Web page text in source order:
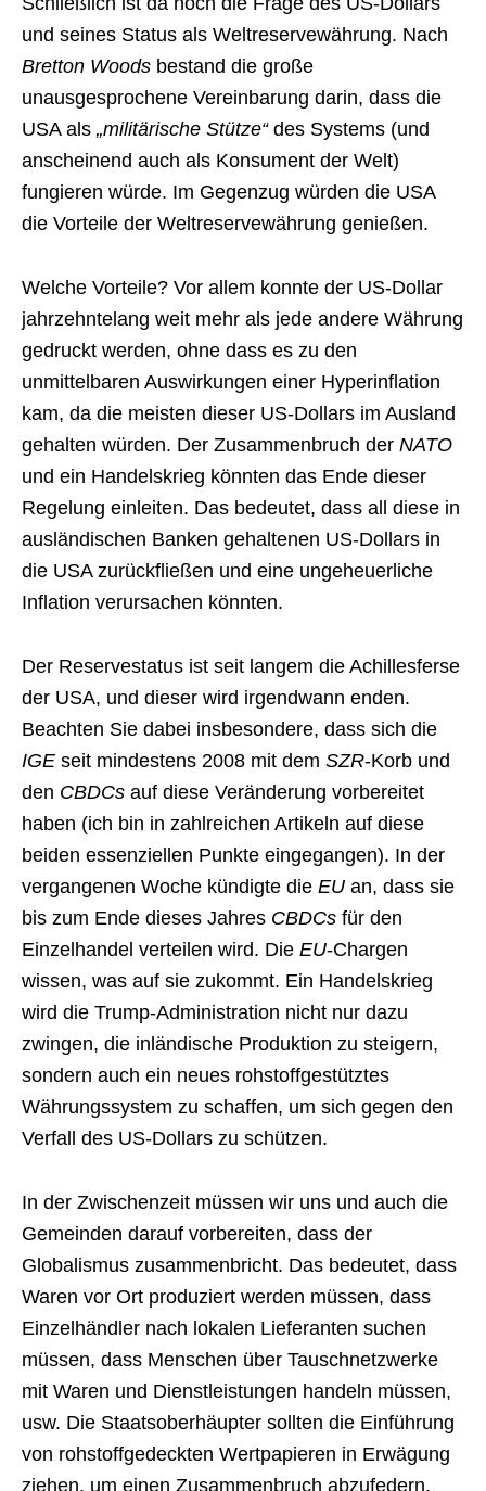
und seines Status als Weltreservewährung. Nach
Bretton Woods bestand die große
unausgesprochene Vereinbarung darin, dass die
USA als „militärische Stütze“des Systems (und
anscheinend auch als Konsument der Welt)
fungieren würde. Im Gegenzug würden die USA
die Vorteile der Weltreservewährung genießen.
Welche Vorteile? Vor allem konnte der US-Dollar
jahrzehntelang weit mehr als jede andere Währung
gedruckt werden, ohne dass es zu den
unmittelbaren Auswirkungen einer Hyperinflation
kam, da die meisten dieser US-Dollars im Ausland
gehalten würden. Der Zusammenbruch der NATO
und ein Handelskrieg könnten das Ende dieser
Regelung einleiten. Das bedeutet, dass all diese in
ausländischen Banken gehaltenen US-Dollars in
die USA zurückfließen und eine ungeheuerliche
Inflation verursachen könnten.
Der Reservestatus ist seit langem die Achillesferse
der USA, und dieser wird irgendwann enden.
Beachten Sie dabei insbesondere, dass sich die
IGE seit mindestens 2008 mit dem SZR-Korb und
den CBDCs auf diese Veränderung vorbereitet
haben (ich bin in zahlreichen Artikeln auf diese
beiden essenziellen Punkte eingegangen). In der
vergangenen Woche kündigte die EU an, dass sie
bis zum Ende dieses Jahres CBDCs für den
Einzelhandel verteilen wird. Die EU-Chargen
wissen, was auf sie zukommt. Ein Handelskrieg
wird die Trump-Administration nicht nur dazu
zwingen, die inländische Produktion zu steigern,
sondern auch ein neues rohstoffgestütztes
Währungssystem zu schaffen, um sich gegen den
Verfall des US-Dollars zu schützen.
In der Zwischenzeit müssen wir uns und auch die
Gemeinden darauf vorbereiten, dass der
Globalismus zusammenbricht. Das bedeutet, dass
Waren vor Ort produziert werden müssen, dass
Einzelhändler nach lokalen Lieferanten suchen
müssen, dass Menschen über Tauschnetzwerke
mit Waren und Dienstleistungen handeln müssen,
usw. Die Staatsoberhäupter sollten die Einführung
von rohstoffgedeckten Wertpapieren in Erwägung
ziehen, um einen Zusammenbruch abzufedern.